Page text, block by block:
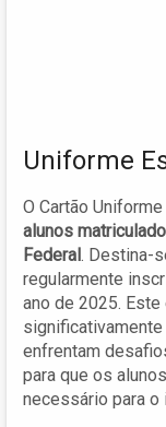
Uniforme
O Cartão
alunos
Federal. Destina-
regularmente
ano de 2025.
enfrentam
para que os
necessário para o